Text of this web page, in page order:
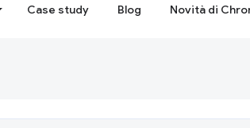
Case study Blog Novità di